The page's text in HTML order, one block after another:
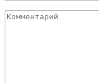
Комментарий